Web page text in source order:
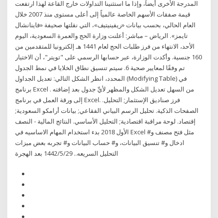
المدرجة الأخرى أيضاً، وإذا ما استثنينا التداولات خارج القاعة لهذا ارتفعت
قيمة صفقات الأسهم الخاصة عالمياً إلى أعلى مستوى منذ 2007 خلال
العام الحالي، بحسب بيانات «ريفينيتيف»، التي نقلتها صحيفة «فاينانشال
تايمز». الرياض – مباشر: أعلنت وزارة الحج والعمرة السعودية، اليوم
الأحد، الانتهاء من فرز طلبات الحج لعام 1441 هـ إلكترونيا للمتقدمين من
160 جنسية. وأكدت الوزارة، عبر حسابها الرسمي على "تويتر"، أن الاختيار
تم وفقًا لمعايير صحية 6. سيتم تنسيق نطاق الخلايا في نمط الجدول
المحدد، انظر الشكل التالي: تعديل الجداول (Modifying Table) في
برنامج Excel . من السهل تعديل الشكل والمظهر لأيِّ جدول بعد إضافته
إلى ورقة العمل في برنامج Excel. فرز صناديق الإستثمار; التحليل.
الصفحات الذكية. تحليل الرسم البياني الفقاعي; بيانات أرامكو السعودية;
إقتصاد. لوحة مراقبة اقتصادية; التحليل الأساسي. النتائج المالية - النصف
الأول 2018 بدء استخدام المهام الاساسيه في Excel مثل فتح مصنف و#
ادخال و# تنسيق البيانات، و# حساب البيانات و# تجربه بعض ميزات
التحليل السريعه.. 29‏‏/5‏‏/1442 بعد الهجرة